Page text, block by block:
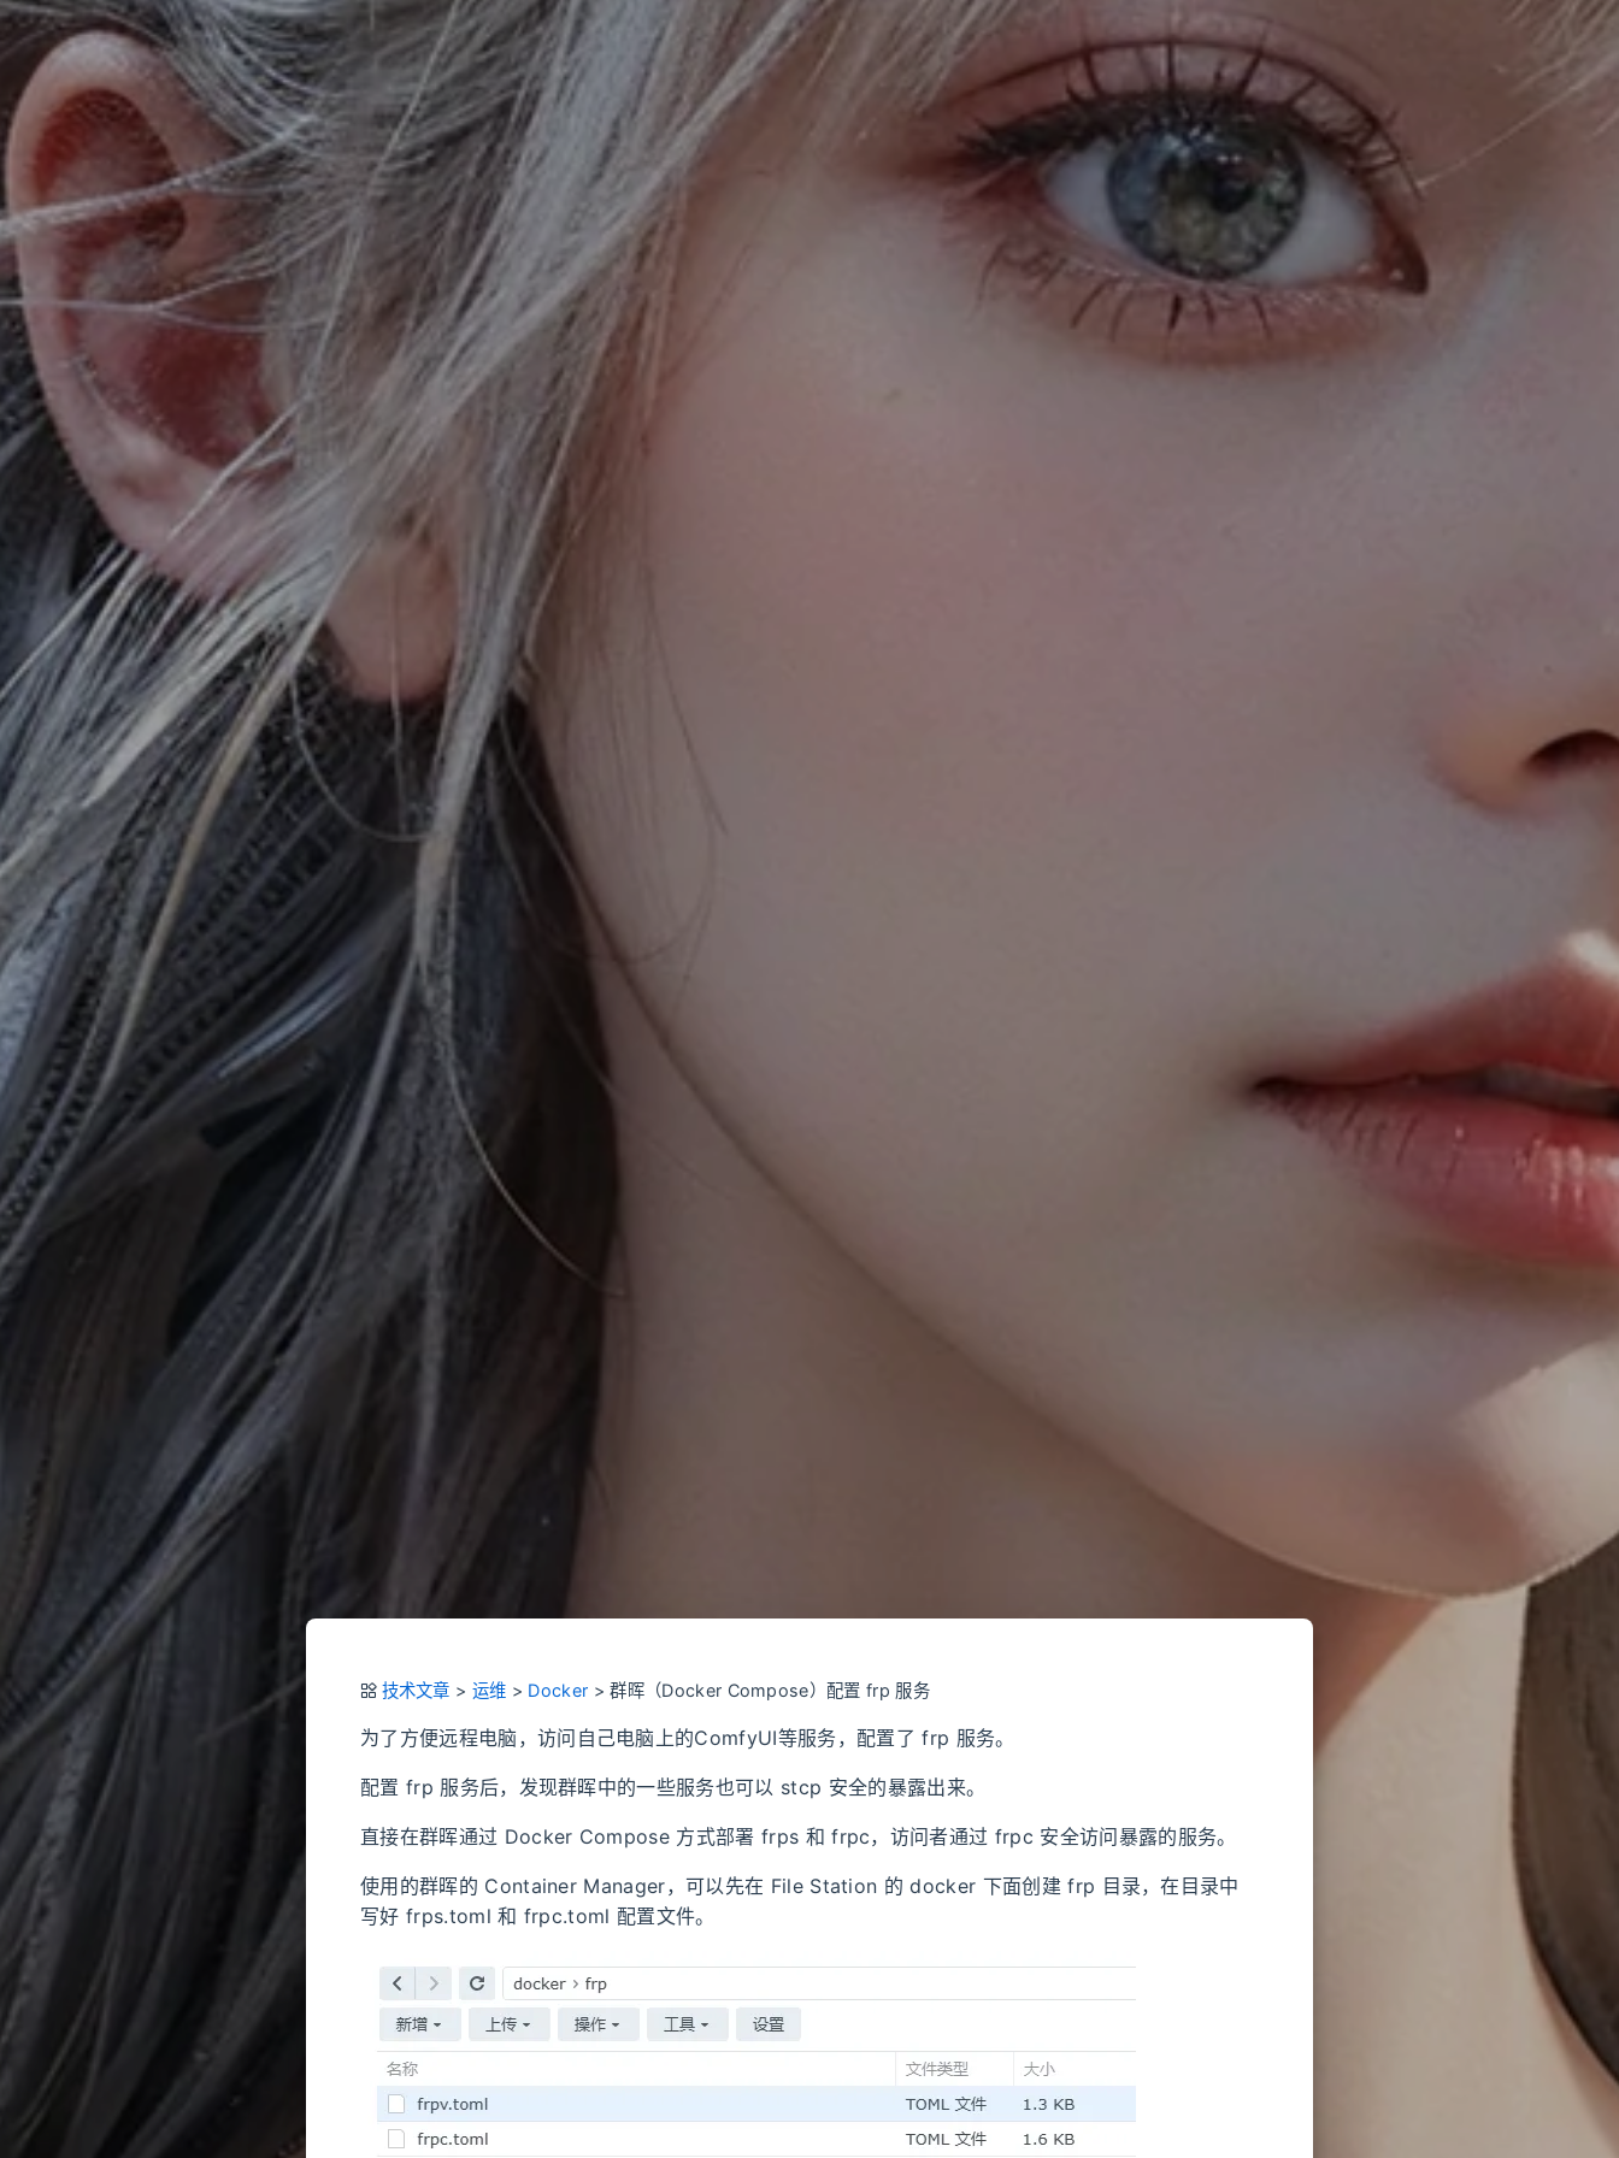
技术文章 > 运维 > Docker > 群晖（Docker Compose）配置 frp 服务
为了方便远程电脑，访问自己电脑上的ComfyUI等服务，配置了 frp 服务。
配置 frp 服务后，发现群晖中的一些服务也可以 stcp 安全的暴露出来。
直接在群晖通过 Docker Compose 方式部署 frps 和 frpc，访问者通过 frpc 安全访问暴露的服务。
使用的群晖的 Container Manager，可以先在 File Station 的 docker 下面创建 frp 目录，在目录中
写好 frps.toml 和 frpc.toml 配置文件。